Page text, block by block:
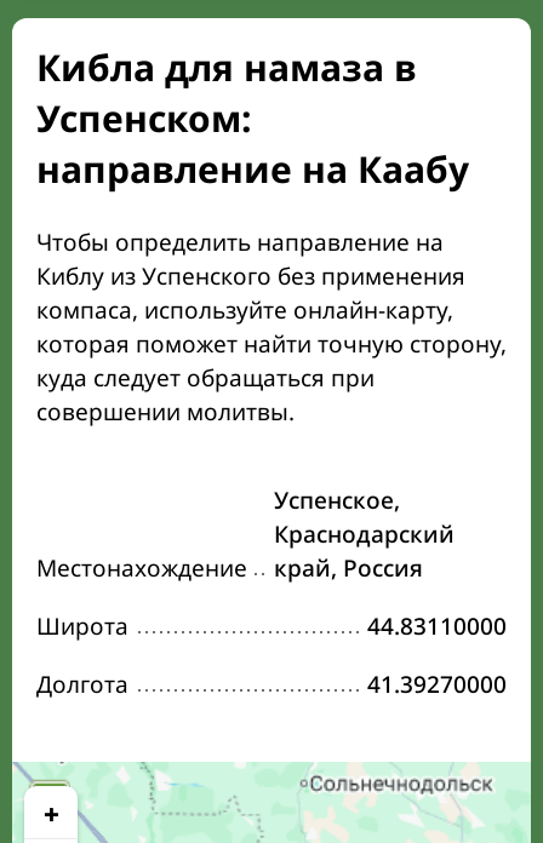
Кибла для намаза в
Успенском:
направление на Каабу
Чтобы определить направление на
Киблу из Успенского без применения
компаса, используйте онлайн-карту,
которая поможет найти точную сторону,
куда следует обращаться при
совершении молитвы.
Местонахождение
Успенское,
Краснодарский
край, Россия
Широта
44.83110000
Долгота
41.39270000
+